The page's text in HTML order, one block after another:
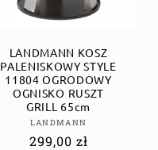
LANDMANN KOSZ
PALENISKOWY STYLE
11804 OGRODOWY
OGNISKO RUSZT
GRILL 65cm
Dostawca:
LANDMANN
Cena
299,00 zł